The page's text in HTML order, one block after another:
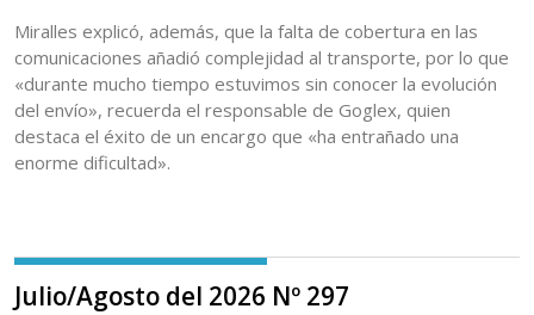
Miralles explicó, además, que la falta de cobertura en las
comunicaciones añadió complejidad al transporte, por lo que
«durante mucho tiempo estuvimos sin conocer la evolución
del envío», recuerda el responsable de Goglex, quien
destaca el éxito de un encargo que «ha entrañado una
enorme dificultad».
Julio/Agosto del 2026 Nº 297